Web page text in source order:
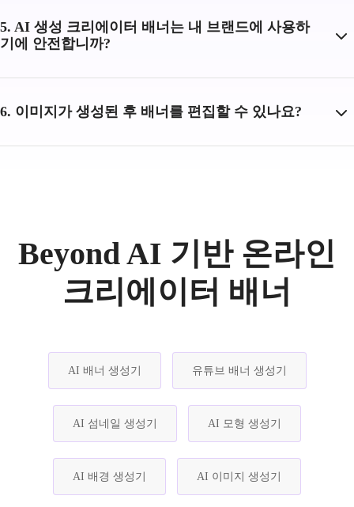
5. AI 생성 크리에이터 배너는 내 브랜드에 사용하
기에 안전합니까?
6. 이미지가 생성된 후 배너를 편집할 수 있나요?
Beyond AI 기반 온라인
크리에이터 배너
AI 배너 생성기 유튜브 배너 생성기
AI 섬네일 생성기 AI 모형 생성기
AI 배경 생성기 AI 이미지 생성기